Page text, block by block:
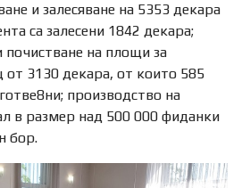
и залесяване на 5353 декара
са залесени 1842 декара;
почистване на площи за
от 3130 декара, от които 585
производство на
в размер над 500 000 фиданки
бор.